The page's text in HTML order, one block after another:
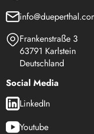
Frankenstraße 3
63791 Karlstein
Deutschland
Social Media
LinkedIn
Youtube